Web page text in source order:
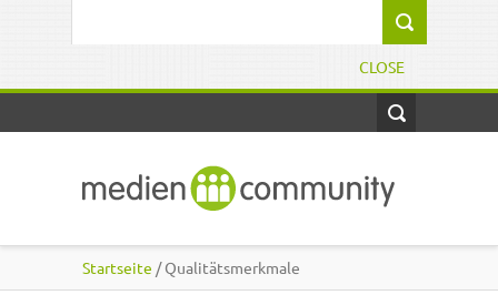
CLOSE
Startseite / Qualitätsmerkmale